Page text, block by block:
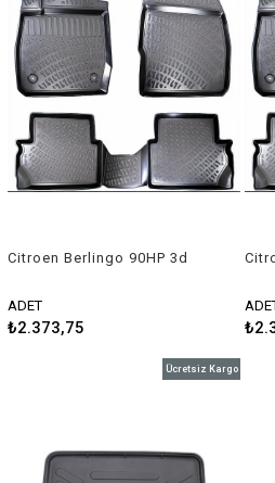
Citroen Berlingo 90HP 3d
ADET
₺2.373,75
Ücretsiz Kargo